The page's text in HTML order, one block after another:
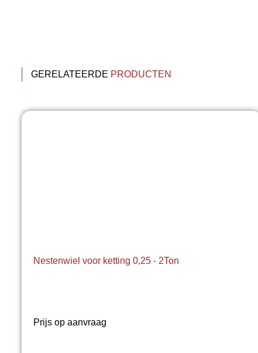
GERELATEERDE PRODUCTEN
Nestenwiel voor ketting 0,25 - 2Ton
Prijs op aanvraag